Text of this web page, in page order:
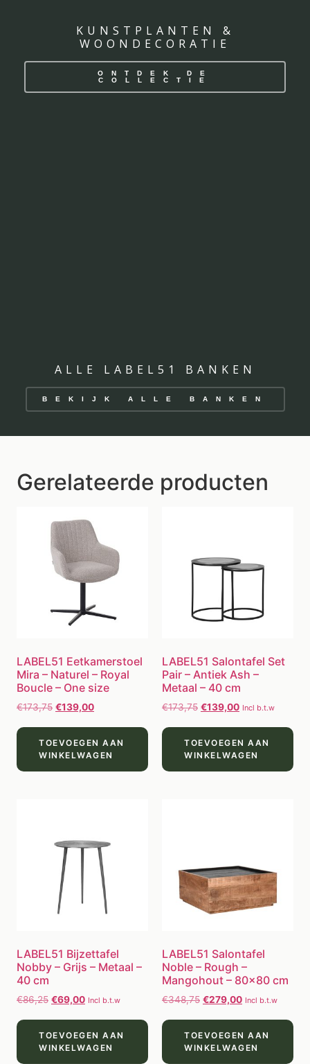
KUNSTPLANTEN &
WOONDECORATIE
ONTDEK DE
COLLECTIE
ALLE LABEL51 BANKEN
BEKIJK ALLE BANKEN
Gerelateerde producten
LABEL51 Eetkamerstoel
Mira – Naturel – Royal
Boucle – One size
€173,75 €139,00
TOEVOEGEN AAN
WINKELWAGEN
LABEL51 Salontafel Set
Pair – Antiek Ash –
Metaal – 40 cm
€173,75 €139,00 Incl b.t.w
TOEVOEGEN AAN
WINKELWAGEN
LABEL51 Bijzettafel
Nobby – Grijs – Metaal –
40 cm
€86,25 €69,00 Incl b.t.w
TOEVOEGEN AAN
WINKELWAGEN
LABEL51 Salontafel
Noble – Rough –
Mangohout – 80×80 cm
€348,75 €279,00 Incl b.t.w
TOEVOEGEN AAN
WINKELWAGEN